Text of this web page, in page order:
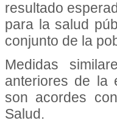
resultado
para la salud
conjunto de la
Medidas
anteriores de la
son acordes
Salud.